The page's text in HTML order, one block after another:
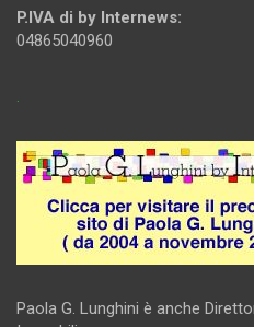
P.IVA di by Internews:
04865040960
.
Paola G. Lunghini è anche